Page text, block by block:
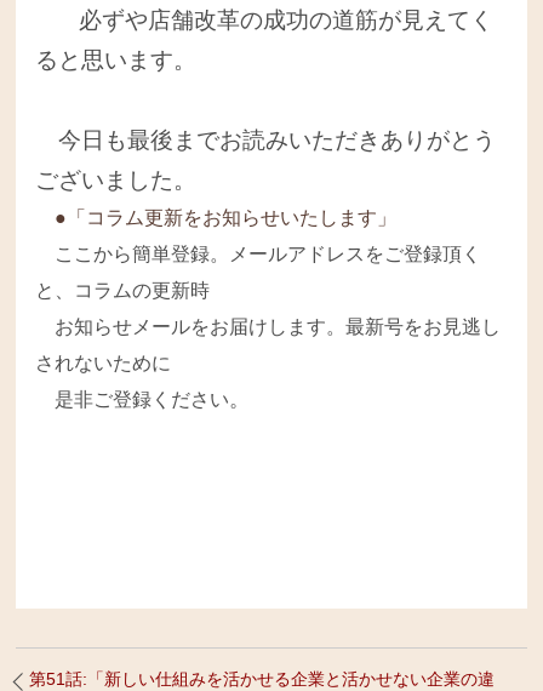
必ずや店舗改革の成功の道筋が見えてく
ると思います。
今日も最後までお読みいただきありがとう
ございました。
●「コラム更新をお知らせいたします」
ここから簡単登録。メールアドレスをご登録頂く
と、コラムの更新時
お知らせメールをお届けします。最新号をお見逃し
されないために
是非ご登録ください。
第51話:「新しい仕組みを活かせる企業と活かせない企業の違